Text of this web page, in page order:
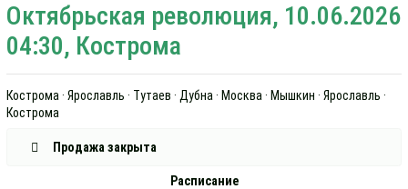
Октябрьская революция, 10.06.2026
04:30, Кострома
Кострома · Ярославль · Тутаев · Дубна · Москва · Мышкин · Ярославль ·
Кострома
Продажа закрыта
Расписание